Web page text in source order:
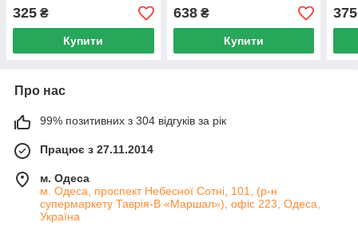
волосся, 100 мл
325 ₴
Купити
638₴
Купити
375
Про нас
99% позитивних з 304 відгуків за рік
Працює з 27.11.2014
м. Одеса
м. Одеса, проспект Небесної Сотні, 101, (р-н
супермаркету Таврія-В «Маршал»), офіс 223, Одеса,
Україна